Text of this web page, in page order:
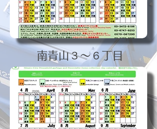
南青山３～６丁目